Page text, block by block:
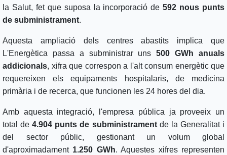
la Salut, fet que suposa la incorporació de592 nous punts
de subministrament.
Aquesta ampliació dels centres abastits implica que
L'Energètica passa a subministrar uns500 GWh anuals
addicionals, xifra que correspon a l'alt consum energètic que
requereixen els equipaments hospitalaris, de medicina
primària i de recerca, que funcionen les 24 hores del dia.
Amb aquesta integració, l'empresa pública ja proveeix un
total de4.904 punts de subministramentde la Generalitat i
del sector públic, gestionant un volum global
d'aproximadament 1.250 GWh. Aquestes xifres representen